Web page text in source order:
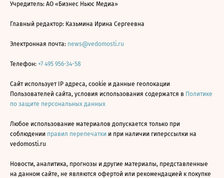
Учредитель: АО «Бизнес Ньюс Медиа»
Главный редактор: Казьмина Ирина Сергеевна
Электронная почта: news@vedomosti.ru
Телефон: +7 495 956-34-58
Сайт использует IP адреса, cookie и данные геолокации
Пользователей сайта, условия использования содержатся в Политике
по защите персональных данных
Любое использование материалов допускается только при
соблюдении правил перепечатки и при наличии гиперссылки на
vedomosti.ru
Новости, аналитика, прогнозы и другие материалы, представленные
на данном сайте, не являются офертой или рекомендацией к покупке